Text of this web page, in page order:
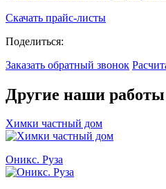
Скачать прайс-листы
Поделиться:
Заказать обратный звонок
Другие наши работы
Химки частный дом
Оникс. Руза